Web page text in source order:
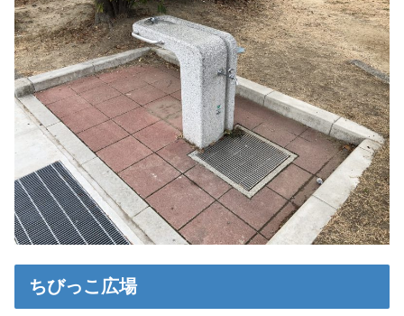
ちびっこ広場